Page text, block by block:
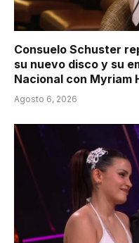
Consuelo Schuster
su nuevo disco y su
Nacional con Myriam
Agosto 6, 2026